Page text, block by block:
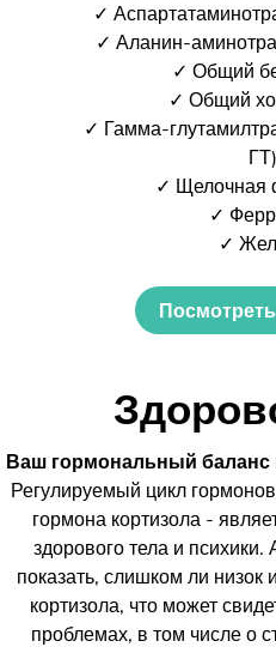
✓
✓ Аланин-
✓ Общий
✓ Общий
✓ Гамма-
ГТ)
✓ Щелочная
✓
✓
Ваш гормональный баланс
Регулируемый цикл
гормона кортизола -
здорового тела и
показать, слишком ли
кортизола, что может
проблемах, в том числе о